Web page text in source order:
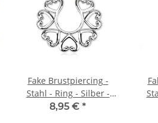
Fake Brustpiercing -
Stahl - Ring - Silber -
Herzen
8,95 € *